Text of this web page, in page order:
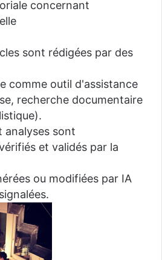
concernant
sont rédigées par des
comme outil d'assistance
recherche documentaire
analyses sont
et validés par la
ou modifiées par IA